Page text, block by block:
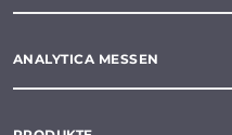
ANALYTICA MESSEN